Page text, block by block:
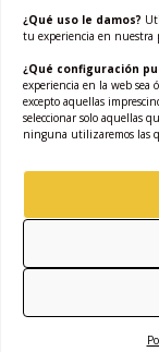
¿Qué uso le damos?
tu experiencia en nuestra
¿Qué configuración
experiencia en la web sea
excepto aquellas
seleccionar solo aquellas
ninguna utilizaremos las